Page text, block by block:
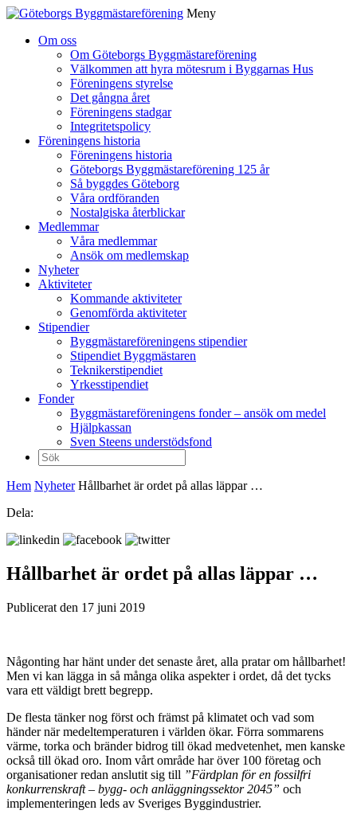
Meny
Om oss
Om Göteborgs Byggmästareförening
Välkommen att hyra mötesrum i Byggarnas Hus
Föreningens styrelse
Det gångna året
Föreningens stadgar
Integritetspolicy
Föreningens historia
Föreningens historia
Göteborgs Byggmästareförening 125 år
Så byggdes Göteborg
Våra ordföranden
Nostalgiska återblickar
Medlemmar
Våra medlemmar
Ansök om medlemskap
Nyheter
Aktiviteter
Kommande aktiviteter
Genomförda aktiviteter
Stipendier
Byggmästareföreningens stipendier
Stipendiet Byggmästaren
Teknikerstipendiet
Yrkesstipendiet
Fonder
Byggmästareföreningens fonder – ansök om medel
Hjälpkassan
Sven Steens understödsfond
Sök
efter:
Hem Nyheter Hållbarhet är ordet på allas läppar …
Dela:
Hållbarhet är ordet på allas läppar …
Publicerat den 17 juni 2019
Någonting har hänt under det senaste året, alla pratar om hållbarhet!
Men vi kan lägga in så många olika aspekter i ordet, då det tycks
vara ett väldigt brett begrepp.
De flesta tänker nog först och främst på klimatet och vad som
händer när medeltemperaturen i världen ökar. Förra sommarens
värme, torka och bränder bidrog till ökad medvetenhet, men kanske
också till ökad oro. Inom vårt område har över 100 företag och
organisationer redan anslutit sig till ”Färdplan för en fossilfri
konkurrenskraft – bygg- och anläggningssektor 2045” och
implementeringen leds av Sveriges Byggindustrier.